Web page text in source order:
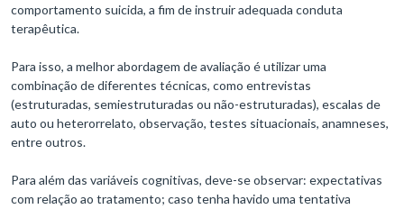
comportamento suicida, a fim de instruir adequada conduta
terapêutica.
Para isso, a melhor abordagem de avaliação é utilizar uma
combinação de diferentes técnicas, como entrevistas
(estruturadas, semiestruturadas ou não-estruturadas), escalas de
auto ou heterorrelato, observação, testes situacionais, anamneses,
entre outros.
Para além das variáveis cognitivas, deve-se observar: expectativas
com relação ao tratamento; caso tenha havido uma tentativa